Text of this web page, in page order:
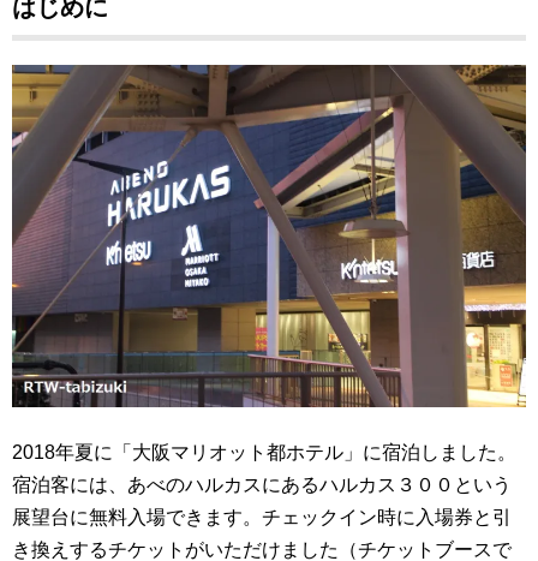
はじめに
2018年夏に「大阪マリオット都ホテル」に宿泊しました。
宿泊客には、あべのハルカスにあるハルカス３００という
展望台に無料入場できます。チェックイン時に入場券と引
き換えするチケットがいただけました（チケットブースで